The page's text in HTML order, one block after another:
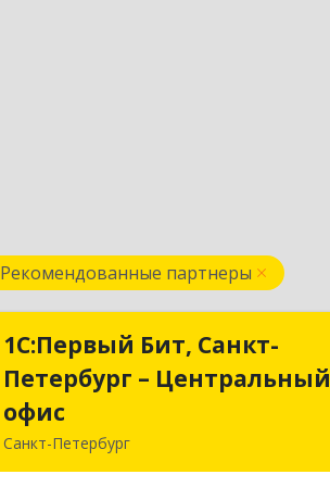
Рекомендованные партнеры
1С:Первый Бит, Санкт-
Петербург – Центральный
офис
Санкт-Петербург
1С:Первый Бит, Санкт-
Петербург – Центральный